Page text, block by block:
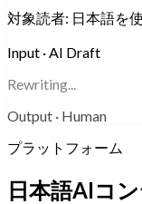
対象読者: 日本語を
Input · AI Draft
Rewriting...
Output · Human
プラットフォーム
日本語AIコ